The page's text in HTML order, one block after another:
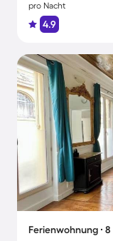
pro Nacht
4.9
Ferienwohnung ∙